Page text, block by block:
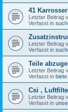
41
Letzter Beitrag
Verfasst in
Letzter Beitrag
Verfasst in
Teile
Letzter Beitrag
Verfasst in biete
Csi ,
Letzter Beitrag
Verfasst in